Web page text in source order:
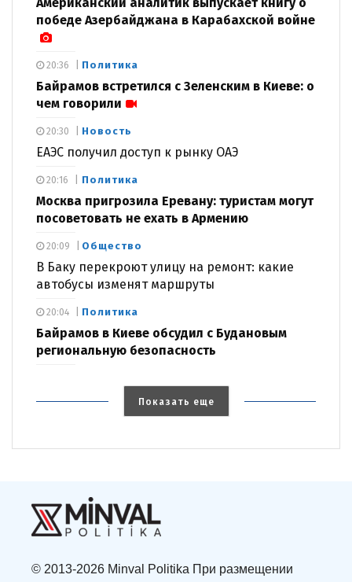
победе Азербайджана в Карабахской войне
Политика
Байрамов встретился с Зеленским в Киеве: о
чем говорили
20:36
Новость
ЕАЭС получил доступ к рынку ОАЭ
20:30
Политика
Москва пригрозила Еревану: туристам могут
посоветовать не ехать в Армению
20:16
Общество
В Баку перекроют улицу на ремонт: какие
автобусы изменят маршруты
20:09
Политика
Байрамов в Киеве обсудил с Будановым
региональную безопасность
20:04
Показать еще
© 2013-2026 Minval Politika При размещении